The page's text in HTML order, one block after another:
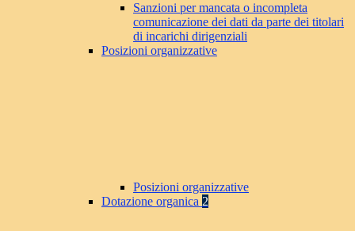
Sanzioni per mancata o incompleta
comunicazione dei dati da parte dei titolari
di incarichi dirigenziali
Posizioni organizzative
Posizioni organizzative
Dotazione organica 2